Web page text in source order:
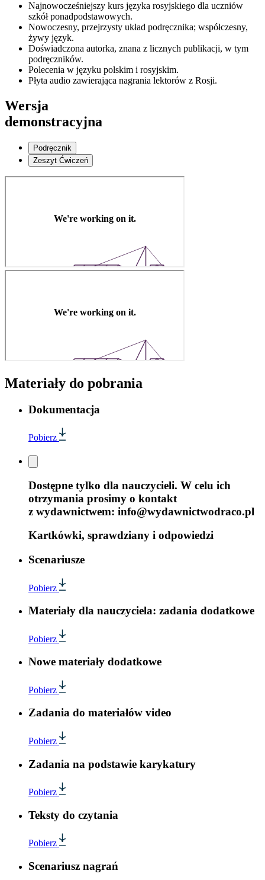
Najnowocześniejszy kurs języka rosyjskiego dla uczniów
szkół ponadpodstawowych.
Nowoczesny, przejrzysty układ podręcznika; współczesny,
żywy język.
Doświadczona autorka, znana z licznych publikacji, w tym
podręczników.
Polecenia w języku polskim i rosyjskim.
Płyta audio zawierająca nagrania lektorów z Rosji.
Wersja
demonstracyjna
Podręcznik
Zeszyt Ćwiczeń
Materiały do pobrania
Dokumentacja
Pobierz
Dostępne tylko dla nauczycieli. W celu ich
otrzymania prosimy o kontakt
z wydawnictwem: info@wydawnictwodraco.pl
Kartkówki, sprawdziany i odpowiedzi
Scenariusze
Pobierz
Materiały dla nauczyciela: zadania dodatkowe
Pobierz
Nowe materiały dodatkowe
Pobierz
Zadania do materiałów video
Pobierz
Zadania na podstawie karykatury
Pobierz
Teksty do czytania
Pobierz
Scenariusz nagrań